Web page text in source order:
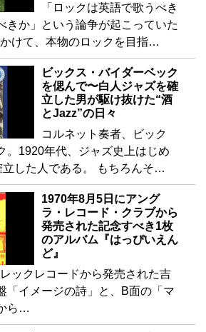
「ロックは英語で歌うべき
きか」という論争が起こっていた
けて、本物のロックを目指…
ビックス・バイダーベック
を偲んで〜白人ジャズを確
立した男が駆け抜けた“酒
とJazz”の日々
コルネット奏者、ビック
。1920年代、ジャズ史上はじめ
立した人である。 もちろんそ…
1970年8月5日にアング
ラ・レコード・クラブから
発売された記念すべき1枚
のアルバム『はっぴいえん
ど』
ックレコードから発売された吉
「イメージの詩」と、B面の「マ
ら…